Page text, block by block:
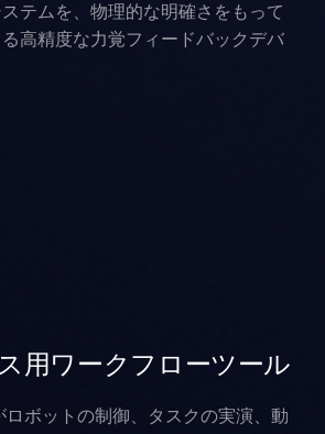
テムを、物理的な明確さをもって
高精度な力覚フィードバックデバ
現性のある自動化ワークフローを